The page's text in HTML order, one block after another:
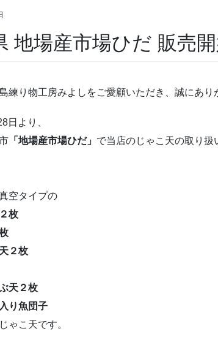
地場産市場ひだ 販売
練り物工房みよしをご愛顧いただき、誠にあり
日より、
「地場産市場ひだ」 で当店のじゃこ天の取り扱
空タイプの
枚
２枚
天２枚
り魚団子
ゃこ天です。